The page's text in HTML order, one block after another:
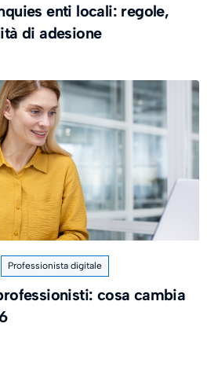
enti locali: regole,
di adesione
Professionista digitale
cosa cambia